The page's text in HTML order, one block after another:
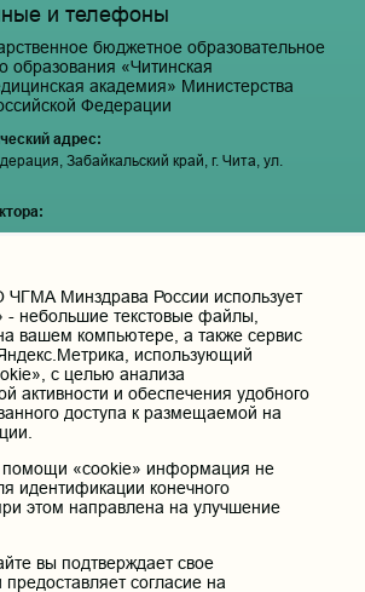
и телефоны
бюджетное образовательное
образования «Читинская
академия» Министерства
Федерации
адрес:
Забайкальский край, г. Чита, ул.
Минздрава России использует
небольшие текстовые файлы,
вашем компьютере, а также сервис
использующий
с целью анализа
активности и обеспечения удобного
доступа к размещаемой на
«cookie» информация не
идентификации конечного
этом направлена на улучшение
вы подтверждает свое
согласие на